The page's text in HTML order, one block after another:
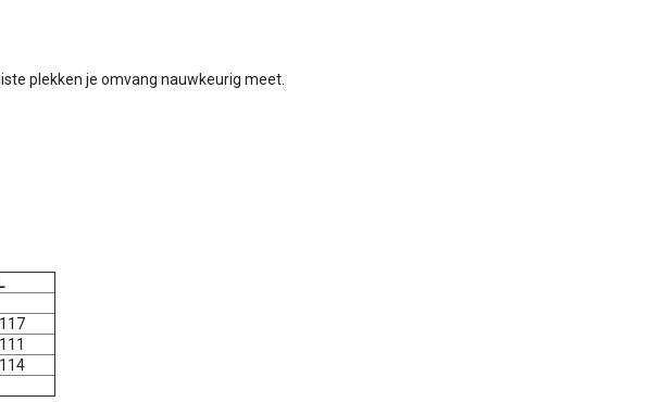
plekken je omvang nauwkeurig meet.